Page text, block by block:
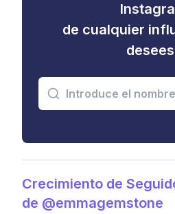
de cualquier
Crecimiento de
de @emmagemstone